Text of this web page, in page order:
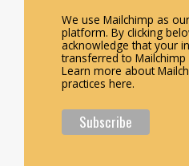
We use Mailchimp as
platform. By clicking
acknowledge that your
transferred to
Learn more about
practices here.